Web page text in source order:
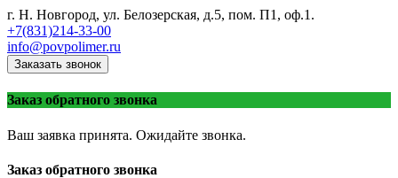
г. Н. Новгород, ул. Белозерская, д.5, пом. П1, оф.1.
+7(831)214-33-00
info@povpolimer.ru
Заказать звонок
Заказ обратного звонка
Ваш заявка принята. Ожидайте звонка.
Заказ обратного звонка